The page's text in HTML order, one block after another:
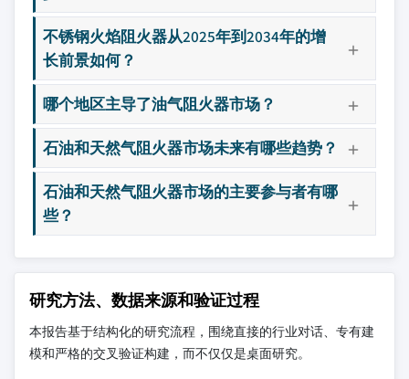
不锈钢火焰阻火器从2025年到2034年的增
长前景如何？
哪个地区主导了油气阻火器市场？
石油和天然气阻火器市场未来有哪些趋势？
石油和天然气阻火器市场的主要参与者有哪
些？
研究方法、数据来源和验证过程
本报告基于结构化的研究流程，围绕直接的行业对话、专有建
模和严格的交叉验证构建，而不仅仅是桌面研究。